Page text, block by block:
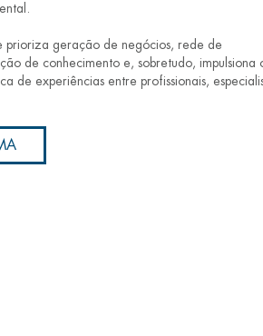
prioriza geração de negócios, rede de
de conhecimento e, sobretudo, impulsiona
de experiências entre profissionais,